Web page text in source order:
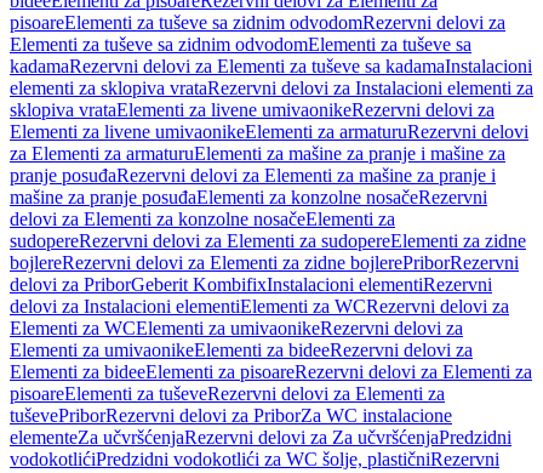
pisoareElementi za tuševe sa zidnim odvodomRezervni delovi za
Elementi za tuševe sa zidnim odvodomElementi za tuševe sa
kadamaRezervni delovi za Elementi za tuševe sa kadamaInstalacioni
elementi za sklopiva vrataRezervni delovi za Instalacioni elementi za
sklopiva vrataElementi za livene umivaonikeRezervni delovi za
Elementi za livene umivaonikeElementi za armaturuRezervni delovi
za Elementi za armaturuElementi za mašine za pranje i mašine za
pranje posuđaRezervni delovi za Elementi za mašine za pranje i
mašine za pranje posuđaElementi za konzolne nosačeRezervni
delovi za Elementi za konzolne nosačeElementi za
sudopereRezervni delovi za Elementi za sudopereElementi za zidne
bojlereRezervni delovi za Elementi za zidne bojlerePriborRezervni
delovi za PriborGeberit KombifixInstalacioni elementiRezervni
delovi za Instalacioni elementiElementi za WCRezervni delovi za
Elementi za WCElementi za umivaonikeRezervni delovi za
Elementi za umivaonikeElementi za bideeRezervni delovi za
Elementi za bideeElementi za pisoareRezervni delovi za Elementi za
pisoareElementi za tuševeRezervni delovi za Elementi za
tuševePriborRezervni delovi za PriborZa WC instalacione
elementeZa učvršćenjaRezervni delovi za Za učvršćenjaPredzidni
vodokotlićiPredzidni vodokotlići za WC šolje, plastičniRezervni